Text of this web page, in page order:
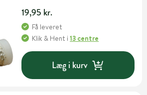
19,95 kr.
Få leveret
Klik & Hent i13 centre
Læg i kurv